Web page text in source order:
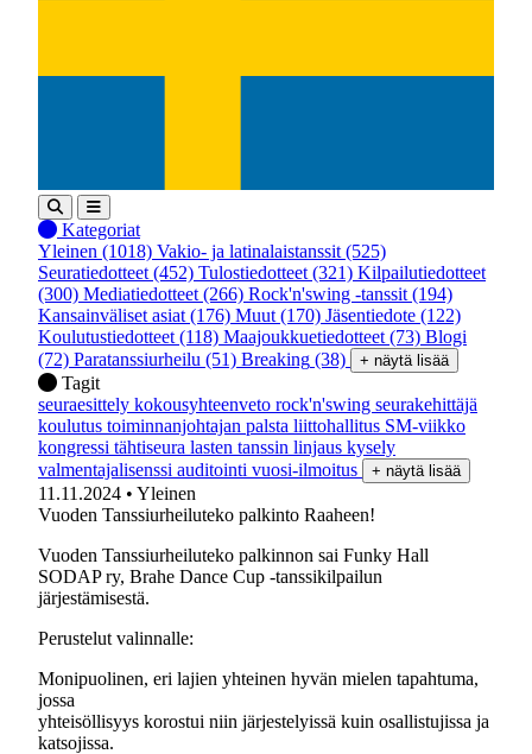
Kategoriat
Yleinen (1018) Vakio- ja latinalaistanssit (525)
Seuratiedotteet (452) Tulostiedotteet (321) Kilpailutiedotteet
(300) Mediatiedotteet (266) Rock'n'swing -tanssit (194)
Kansainväliset asiat (176) Muut (170) Jäsentiedote (122)
Koulutustiedotteet (118) Maajoukkuetiedotteet (73) Blogi
(72) Paratanssiurheilu (51) Breaking (38) + näytä lisää
Tagit
seuraesittely kokousyhteenveto rock'n'swing seurakehittäjä
koulutus toiminnanjohtajan palsta liittohallitus SM-viikko
kongressi tähtiseura lasten tanssin linjaus kysely
valmentajalisenssi auditointi vuosi-ilmoitus + näytä lisää
11.11.2024 • Yleinen
Vuoden Tanssiurheiluteko palkinto Raaheen!
Vuoden Tanssiurheiluteko palkinnon sai Funky Hall
SODAP ry, Brahe Dance Cup -tanssikilpailun
järjestämisestä.
Perustelut valinnalle:
Monipuolinen, eri lajien yhteinen hyvän mielen tapahtuma,
jossa
yhteisöllisyys korostui niin järjestelyissä kuin osallistujissa ja
katsojissa.